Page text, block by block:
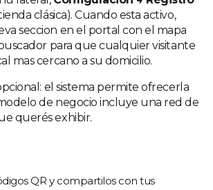
clásica). Cuando esta activo,
seccion en el portal con el mapa
para que cualquier visitante
mas cercano a su domicilio.
el sistema permite ofrecerla
de negocio incluye una red de
querés exhibir.
QR y compartilos con tus